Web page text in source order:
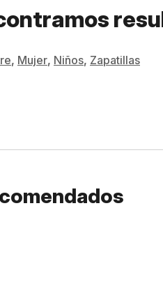
, Mujer, Niños, Zapatillas